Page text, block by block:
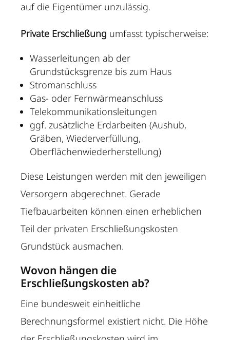
auf die Eigentümer unzulässig.
Private Erschließung umfasst typischerweise:
Wasserleitungen ab der
Grundstücksgrenze bis zum Haus
Stromanschluss
Gas- oder Fernwärmeanschluss
Telekommunikationsleitungen
ggf. zusätzliche Erdarbeiten (Aushub,
Gräben, Wiederverfüllung,
Oberflächenwiederherstellung)
Diese Leistungen werden mit den jeweiligen
Versorgern abgerechnet. Gerade
Tiefbauarbeiten können einen erheblichen
Teil der privaten Erschließungskosten
Grundstück ausmachen.
Wovon hängen die
Erschließungskosten ab?
Eine bundesweit einheitliche
Berechnungsformel existiert nicht. Die Höhe